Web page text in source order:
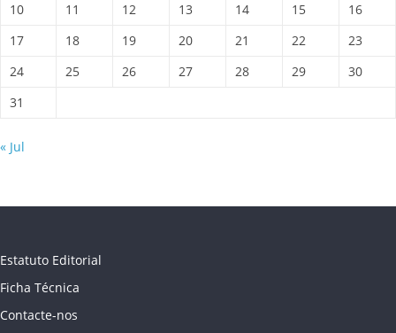
10
11 12 13 14 15
16
17
18 19 20 21 22
23
24
25 26 27 28 29
30
31
« Jul
Estatuto Editorial
Ficha Técnica
Contacte-nos